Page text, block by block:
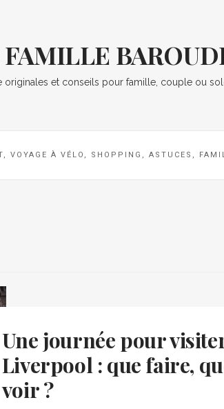
originales et conseils pour famille, couple ou
VOYAGE À VÉLO, SHOPPING, ASTUCES,
Une journée pour
Liverpool : que faire,
voir ?